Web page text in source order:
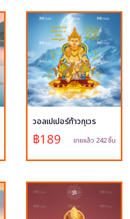
วอลเปเปอร์ท้าวกุเวร
฿189 ขายแล้ว 242 ชิ้น